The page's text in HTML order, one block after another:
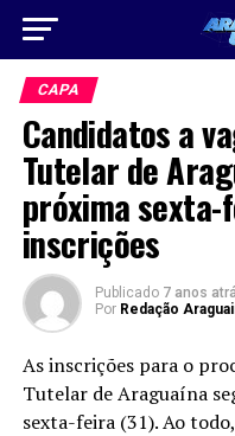
CAPA
Candidatos a
Tutelar de
próxima
inscrições
Publicado 7 anos
Por Redação
As inscrições para o
Tutelar de Araguaína
sexta-feira (31). Ao